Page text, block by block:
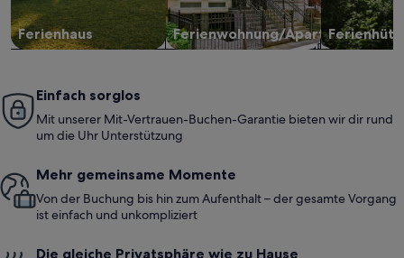
Ferienhaus Ferienwohnung/Apartment
Einfach sorglos
Mit unserer Mit-Vertrauen-Buchen-Garantie bieten wir dir rund
um die Uhr Unterstützung
Mehr gemeinsame Momente
Von der Buchung bis hin zum Aufenthalt – der gesamte Vorgang
ist einfach und unkompliziert
Die gleiche Privatsphäre wie zu Hause